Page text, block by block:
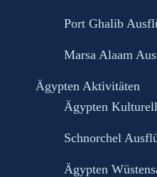
Port Ghalib
Marsa Alaam
Ägypten Aktivitäten
Ägypten
Schnorchel
Ägypten